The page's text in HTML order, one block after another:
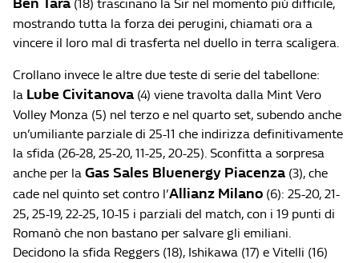
Ben Tara (18) trascinano la Sir nel momento più difficile,
mostrando tutta la forza dei perugini, chiamati ora a
vincere il loro mal di trasferta nel duello in terra scaligera.
Crollano invece le altre due teste di serie del tabellone:
la Lube Civitanova (4) viene travolta dalla Mint Vero
Volley Monza (5) nel terzo e nel quarto set, subendo anche
un’umiliante parziale di 25-11 che indirizza definitivamente
la sfida (26-28, 25-20, 11-25, 20-25). Sconfitta a sorpresa
anche per la Gas Sales Bluenergy Piacenza (3), che
cade nel quinto set contro l’Allianz Milano (6): 25-20, 21-
25, 25-19, 22-25, 10-15 i parziali del match, con i 19 punti di
Romanò che non bastano per salvare gli emiliani.
Decidono la sfida Reggers (18), Ishikawa (17) e Vitelli (16)